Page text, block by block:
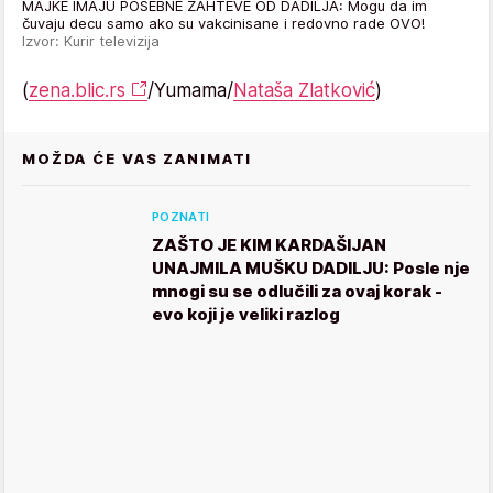
MAJKE IMAJU POSEBNE ZAHTEVE OD DADILJA: Mogu da im
čuvaju decu samo ako su vakcinisane i redovno rade OVO!
Izvor: Kurir televizija
(zena.blic.rs /Yumama/Nataša Zlatković)
MOŽDA ĆE VAS ZANIMATI
POZNATI
ZAŠTO JE KIM KARDAŠIJAN
UNAJMILA MUŠKU DADILJU: Posle nje
mnogi su se odlučili za ovaj korak -
evo koji je veliki razlog